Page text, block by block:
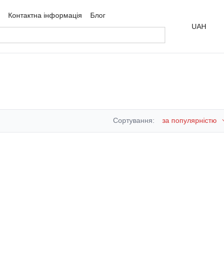
Контактна інформація
Блог
UAH
Сортування: за популярністю